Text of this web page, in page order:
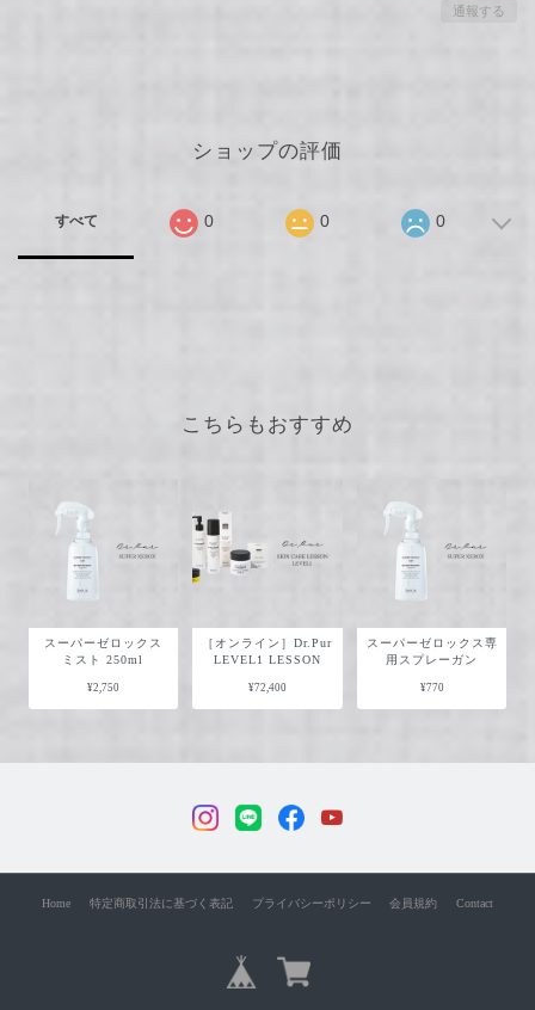
通報する
ショップの評価
すべて 0 0 0
こちらもおすすめ
スーパーゼロックス
ミスト 250ml
¥2,750
［オンライン］Dr.Pur
LEVEL1 LESSON
¥72,400
スーパーゼロックス専
用スプレーガン
¥770
Home 特定商取引法に基づく表記 プライバシーポリシー 会員規約 Contact